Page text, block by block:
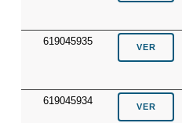
619045935
619045934